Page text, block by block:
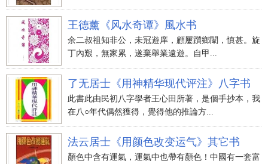
王德薰《风水奇谭》風水书
余二叔祖知非公，未冠遊庠，顧屢躓鄉闈，慎甚。旋
丁內艱，無家累，遂棄舉業遠遊。自甲...
了无居士《用神精华现代评注》八字书
此書此由民初八字學者王心田所著，是個手抄本，我
在八○年代偶然獲得，覺得他的推論方...
法云居士《用颜色改变运气》其它书
顏色中含有運氣，運氣中也帶有顏色！中國有一套富